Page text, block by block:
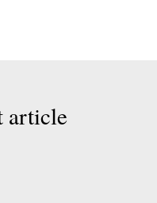
article